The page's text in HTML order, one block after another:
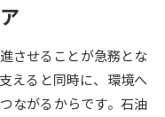
教員資格認定試験
させることが急務とな
えると同時に、環境へ
ながるからです。石油